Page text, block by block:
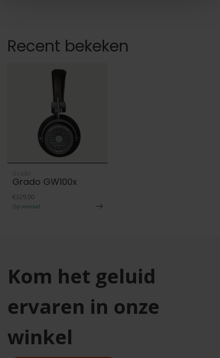
Recent bekeken
Grado
Grado GW100x
€329,00
Op voorraad
Kom het geluid
ervaren in onze
winkel